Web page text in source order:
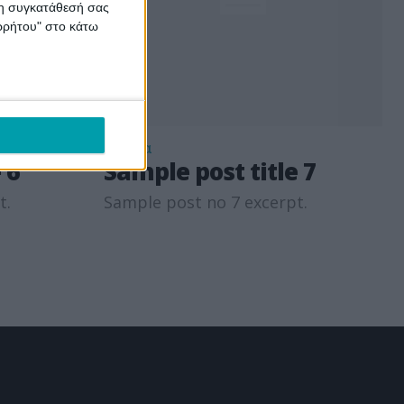
συγκατάθεσή σας
στο κάτω
Σέρβια
Sample post title 7
Sample post no 7 excerpt.